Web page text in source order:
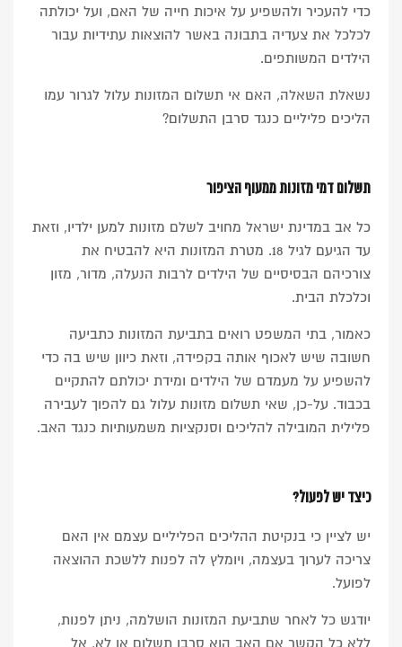
כדי להעכיר ולהשפיע על איכות חייה של האם, ועל יכולתה
לכלכל את צעדיה בתבונה באשר להוצאות עתידיות עבור
הילדים המשותפים.
נשאלת השאלה, האם אי תשלום המזונות עלול לגרור עמו
הליכים פליליים כנגד סרבן התשלום?
תשלום דמי מזונות ממעוף הציפור
כל אב במדינת ישראל מחויב לשלם מזונות למען ילדיו, וזאת
עד הגיעם לגיל 18. מטרת המזונות היא להבטיח את
צורכיהם הבסיסיים של הילדים לרבות הנעלה, מדור, מזון
וכלכלת הבית.
כאמור, בתי המשפט רואים בתביעת המזונות כתביעה
חשובה שיש לאכוף אותה בקפידה, וזאת כיוון שיש בה כדי
להשפיע על מעמדם של הילדים ומידת יכולתם להתקיים
בכבוד. על-כן, שאי תשלום מזונות עלול גם להפוך לעבירה
פלילית המובילה להליכים וסנקציות משמעותיות כנגד האב.
כיצד יש לפעול?
יש לציין כי בנקיטת ההליכים הפליליים עצמם אין האם
צריכה לערוך בעצמה, ויומלץ לה לפנות ללשכת ההוצאה
לפועל.
יודגש כל לאחר שתביעת המזונות הושלמה, ניתן לפנות,
ללא כל הקשר אם האב הוא סרבן תשלום או לא, אל